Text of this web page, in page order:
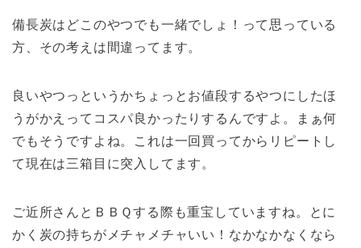
備長炭はどこのやつでも一緒でしょ！って思っている
方、その考えは間違ってます。
良いやつっというかちょっとお値段するやつにしたほ
うがかえってコスパ良かったりするんですよ。まぁ何
でもそうですよね。これは一回買ってからリピートし
て現在は三箱目に突入してます。
ご近所さんとＢＢＱする際も重宝していますね。とに
かく炭の持ちがメチャメチャいい！なかなかなくなら